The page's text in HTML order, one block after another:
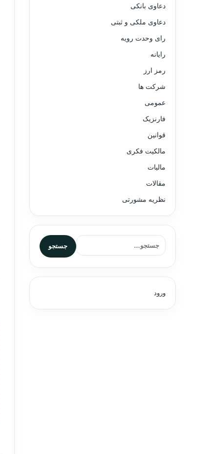
دعاوی بانکی
دعاوی ملکی و ثبتی
رای وحدت رویه
رایانه
رمز ارز
شرکت ها
عمومی
فارنزیک
قوانین
مالکیت فکری
مالیات
مقالات
نظریه مشورتی
جستجو برای:
جستجو
ورود